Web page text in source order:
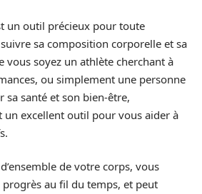
un outil précieux pour toute
sa composition corporelle et sa
vous soyez un athlète cherchant à
ou simplement une personne
sa santé et son bien-être,
un excellent outil pour vous aider à
de votre corps, vous
au fil du temps, et peut